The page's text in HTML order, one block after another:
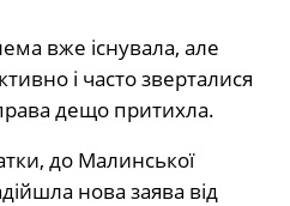
вже існувала, але
і часто зверталися
дещо притихла.
до Малинської
нова заява від